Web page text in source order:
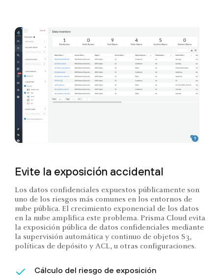
Evite la exposición accidental
Los datos confidenciales expuestos públicamente son
uno de los riesgos más comunes en los entornos de
nube pública. El crecimiento exponencial de los datos
en la nube amplifica este problema. Prisma Cloud evita
la exposición pública de datos confidenciales mediante
la supervisión automática y continuo de objetos S3,
políticas de depósito y ACL, u otras configuraciones.
Cálculo del riesgo de exposición